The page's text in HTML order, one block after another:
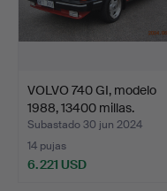
VOLVO 740 GI, modelo
1988, 13400 millas.
Subastado 30 jun 2024
14 pujas
6.221 USD